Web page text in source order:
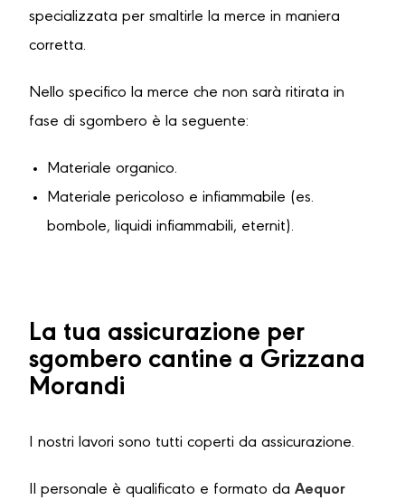
specializzata per smaltirle la merce in maniera
corretta.
Nello specifico la merce che non sarà ritirata in
fase di sgombero è la seguente:
Materiale organico.
Materiale pericoloso e infiammabile (es.
bombole, liquidi infiammabili, eternit).
La tua assicurazione per
sgombero cantine a Grizzana
Morandi
I nostri lavori sono tutti coperti da assicurazione.
Il personale è qualificato e formato da Aequor